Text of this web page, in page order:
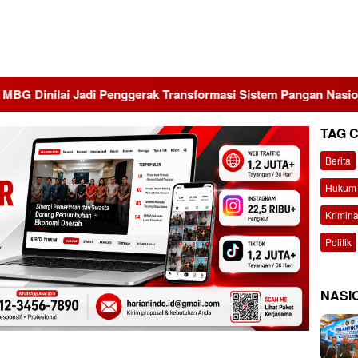
Penggerak Transformasi Sistem Pangan Nasional Menuju
TAG
Berita
Politik